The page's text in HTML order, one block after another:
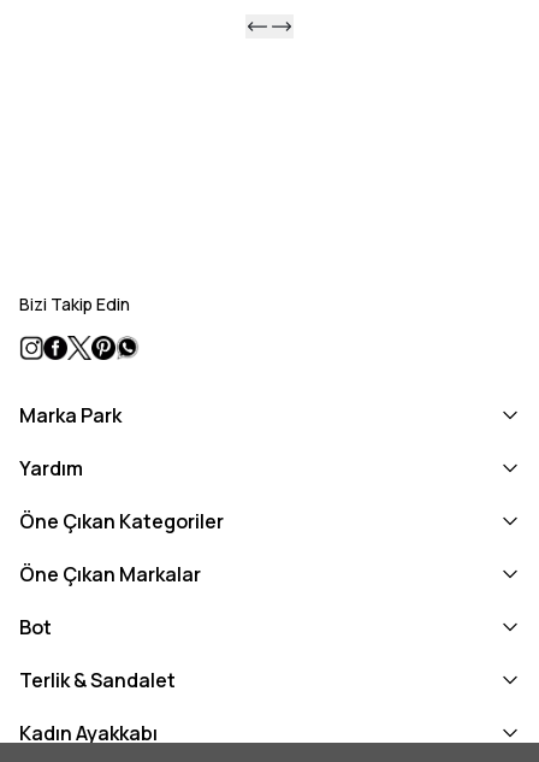
Bizi Takip Edin
Marka Park
Yardım
Öne Çıkan Kategoriler
Öne Çıkan Markalar
Bot
Terlik & Sandalet
Kadın Ayakkabı